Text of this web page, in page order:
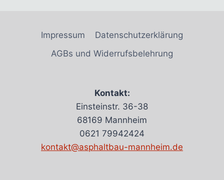
Impressum
Datenschutzerklärung
AGBs und Widerrufsbelehrung
Kontakt:
Einsteinstr. 36-38
68169 Mannheim
0621 79942424
kontakt@asphaltbau-mannheim.de